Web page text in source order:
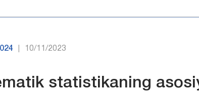
10/11/2023
statistikaning